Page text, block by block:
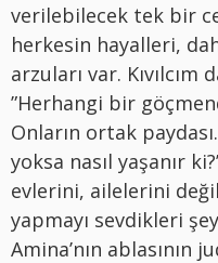
verilebilecek tek bir
herkesin hayalleri,
arzuları var. Kıvılcım
”Herhangi bir
Onların ortak
yoksa nasıl yaşanır
evlerini, ailelerini
yapmayı sevdikleri
Amina’nın ablasının